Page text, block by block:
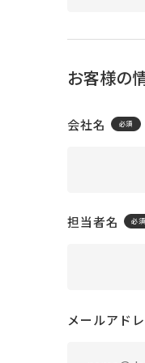
お客様の
会社名
担当者名
メールアド